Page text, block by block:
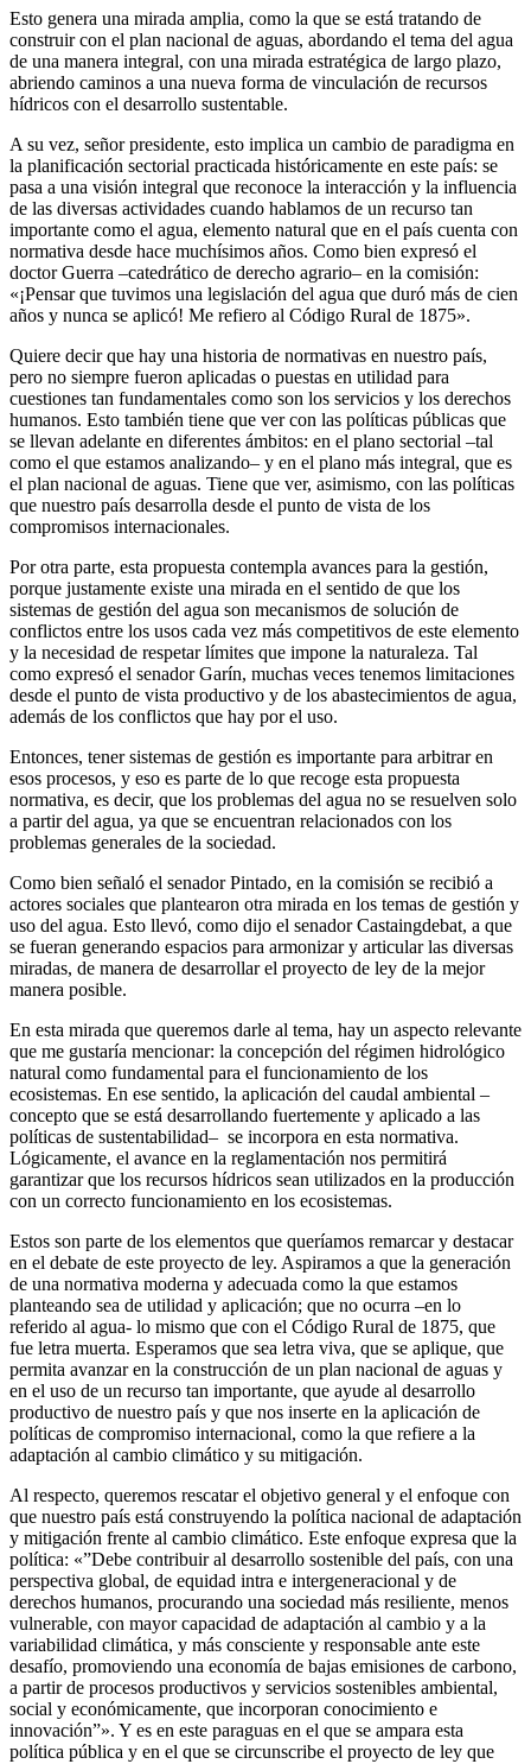
Esto genera una mirada amplia, como la que se está tratando de
construir con el plan nacional de aguas, abordando el tema del agua
de una manera integral, con una mirada estratégica de largo plazo,
abriendo caminos a una nueva forma de vinculación de recursos
hídricos con el desarrollo sustentable.
A su vez, señor presidente, esto implica un cambio de paradigma en
la planificación sectorial practicada históricamente en este país: se
pasa a una visión integral que reconoce la interacción y la influencia
de las diversas actividades cuando hablamos de un recurso tan
importante como el agua, elemento natural que en el país cuenta con
normativa desde hace muchísimos años. Como bien expresó el
doctor Guerra –catedrático de derecho agrario– en la comisión:
«¡Pensar que tuvimos una legislación del agua que duró más de cien
años y nunca se aplicó! Me refiero al Código Rural de 1875».
Quiere decir que hay una historia de normativas en nuestro país,
pero no siempre fueron aplicadas o puestas en utilidad para
cuestiones tan fundamentales como son los servicios y los derechos
humanos. Esto también tiene que ver con las políticas públicas que
se llevan adelante en diferentes ámbitos: en el plano sectorial –tal
como el que estamos analizando– y en el plano más integral, que es
el plan nacional de aguas. Tiene que ver, asimismo, con las políticas
que nuestro país desarrolla desde el punto de vista de los
compromisos internacionales.
Por otra parte, esta propuesta contempla avances para la gestión,
porque justamente existe una mirada en el sentido de que los
sistemas de gestión del agua son mecanismos de solución de
conflictos entre los usos cada vez más competitivos de este elemento
y la necesidad de respetar límites que impone la naturaleza. Tal
como expresó el senador Garín, muchas veces tenemos limitaciones
desde el punto de vista productivo y de los abastecimientos de agua,
además de los conflictos que hay por el uso.
Entonces, tener sistemas de gestión es importante para arbitrar en
esos procesos, y eso es parte de lo que recoge esta propuesta
normativa, es decir, que los problemas del agua no se resuelven solo
a partir del agua, ya que se encuentran relacionados con los
problemas generales de la sociedad.
Como bien señaló el senador Pintado, en la comisión se recibió a
actores sociales que plantearon otra mirada en los temas de gestión y
uso del agua. Esto llevó, como dijo el senador Castaingdebat, a que
se fueran generando espacios para armonizar y articular las diversas
miradas, de manera de desarrollar el proyecto de ley de la mejor
manera posible.
En esta mirada que queremos darle al tema, hay un aspecto relevante
que me gustaría mencionar: la concepción del régimen hidrológico
natural como fundamental para el funcionamiento de los
ecosistemas. En ese sentido, la aplicación del caudal ambiental –
concepto que se está desarrollando fuertemente y aplicado a las
políticas de sustentabilidad– se incorpora en esta normativa.
Lógicamente, el avance en la reglamentación nos permitirá
garantizar que los recursos hídricos sean utilizados en la producción
con un correcto funcionamiento en los ecosistemas.
Estos son parte de los elementos que queríamos remarcar y destacar
en el debate de este proyecto de ley. Aspiramos a que la generación
de una normativa moderna y adecuada como la que estamos
planteando sea de utilidad y aplicación; que no ocurra –en lo
referido al agua- lo mismo que con el Código Rural de 1875, que
fue letra muerta. Esperamos que sea letra viva, que se aplique, que
permita avanzar en la construcción de un plan nacional de aguas y
en el uso de un recurso tan importante, que ayude al desarrollo
productivo de nuestro país y que nos inserte en la aplicación de
políticas de compromiso internacional, como la que refiere a la
adaptación al cambio climático y su mitigación.
Al respecto, queremos rescatar el objetivo general y el enfoque con
que nuestro país está construyendo la política nacional de adaptación
y mitigación frente al cambio climático. Este enfoque expresa que la
política: «”Debe contribuir al desarrollo sostenible del país, con una
perspectiva global, de equidad intra e intergeneracional y de
derechos humanos, procurando una sociedad más resiliente, menos
vulnerable, con mayor capacidad de adaptación al cambio y a la
variabilidad climática, y más consciente y responsable ante este
desafío, promoviendo una economía de bajas emisiones de carbono,
a partir de procesos productivos y servicios sostenibles ambiental,
social y económicamente, que incorporan conocimiento e
innovación”». Y es en este paraguas en el que se ampara esta
política pública y en el que se circunscribe el proyecto de ley que